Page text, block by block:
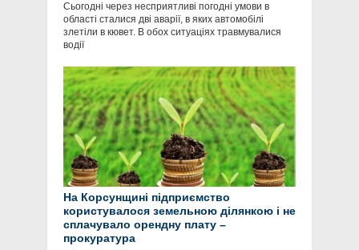
Сьогодні через несприятливі погодні умови в
області сталися дві аварії, в яких автомобілі
злетіли в кювет. В обох ситуаціях травмувалися
водії
На Корсунщині підприємство
користувалося земельною ділянкою і не
сплачувало орендну плату –
прокуратура